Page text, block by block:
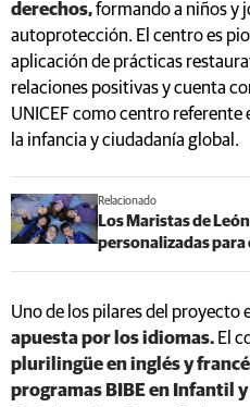
derechos,formando a niños y
autoprotección. El centro es
aplicación de prácticas
relaciones positivas y cuenta
UNICEF como centro referente
la infancia y ciudadanía global.
Relacionado
Los Maristas de
personalizadas
Uno de los pilares del proyecto
apuesta por los idiomas. El
plurilingüe en inglés y
programas BIBE en Infantil